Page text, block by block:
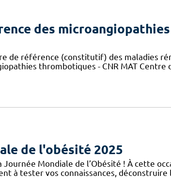
des
de référence (constitutif) des maladies
thrombotiques - CNR MAT Centre
de l'obésité 2025
Journée Mondiale de l’Obésité ! À cette
à tester vos connaissances,